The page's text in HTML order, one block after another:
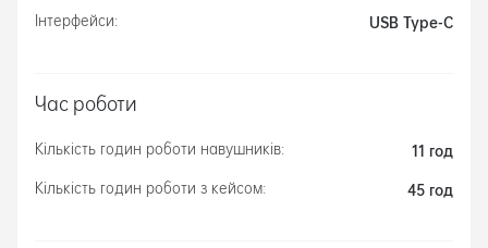
Інтерфейси: USB Type-C
Час роботи
Кількість годин роботи навушників: 11 год
Кількість годин роботи з кейсом: 45 год